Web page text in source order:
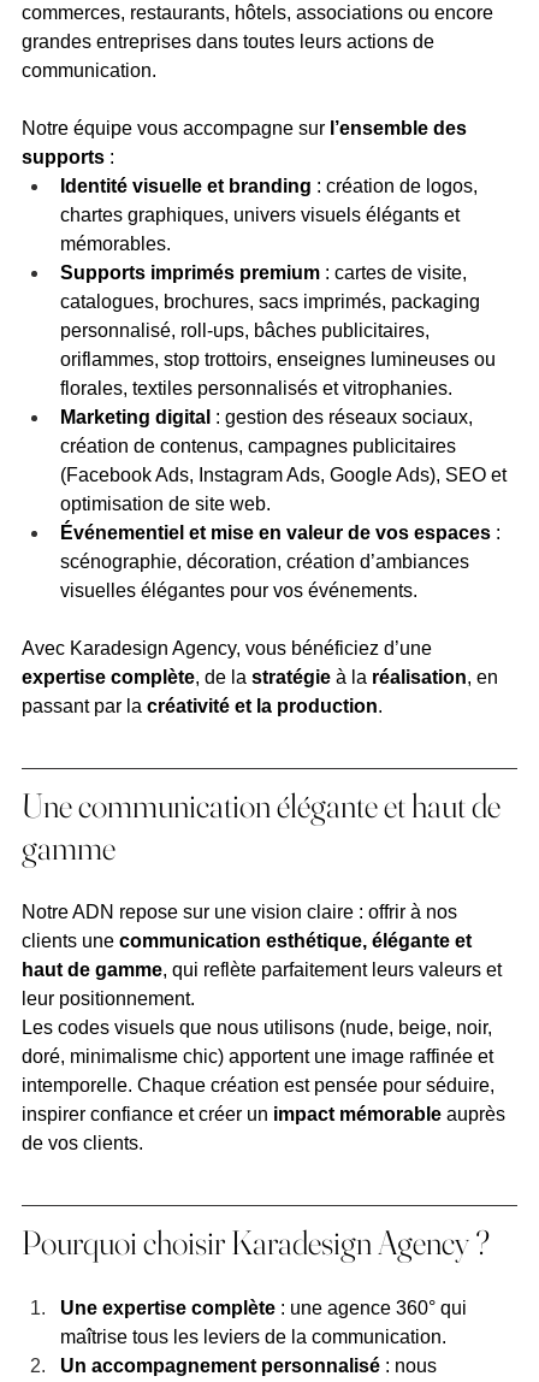
commerces, restaurants, hôtels, associations ou encore
grandes entreprises dans toutes leurs actions de
communication.
Notre équipe vous accompagne sur l’ensemble des
supports :
Identité visuelle et branding : création de logos,
chartes graphiques, univers visuels élégants et
mémorables.
Supports imprimés premium : cartes de visite,
catalogues, brochures, sacs imprimés, packaging
personnalisé, roll-ups, bâches publicitaires,
oriflammes, stop trottoirs, enseignes lumineuses ou
florales, textiles personnalisés et vitrophanies.
Marketing digital : gestion des réseaux sociaux,
création de contenus, campagnes publicitaires
(Facebook Ads, Instagram Ads, Google Ads), SEO et
optimisation de site web.
Événementiel et mise en valeur de vos espaces :
scénographie, décoration, création d’ambiances
visuelles élégantes pour vos événements.
Avec Karadesign Agency, vous bénéficiez d’une
expertise complète, de la stratégie à la réalisation, en
passant par la créativité et la production.
Une communication élégante et haut de
gamme
Notre ADN repose sur une vision claire : offrir à nos
clients une communication esthétique, élégante et
haut de gamme, qui reflète parfaitement leurs valeurs et
leur positionnement.
Les codes visuels que nous utilisons (nude, beige, noir,
doré, minimalisme chic) apportent une image raffinée et
intemporelle. Chaque création est pensée pour séduire,
inspirer confiance et créer un impact mémorable auprès
de vos clients.
Pourquoi choisir Karadesign Agency ?
Une expertise complète : une agence 360° qui
maîtrise tous les leviers de la communication.
Un accompagnement personnalisé : nous